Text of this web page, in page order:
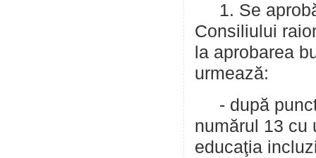
1. Se
Consiliului
la aprobarea
urmează:
- după
numărul 13 cu
educaţia